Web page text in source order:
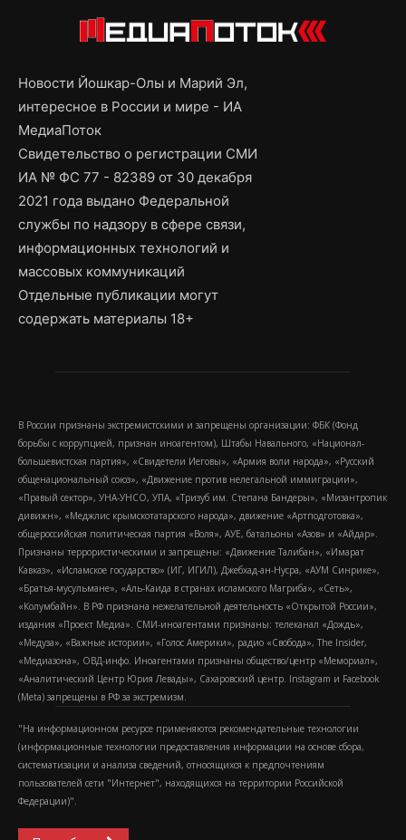
Новости Йошкар-Олы и Марий Эл,
интересное в России и мире - ИА
МедиаПоток
Свидетельство о регистрации СМИ
ИА № ФС 77 - 82389 от 30 декабря
2021 года выдано Федеральной
службы по надзору в сфере связи,
информационных технологий и
массовых коммуникаций
Отдельные публикации могут
содержать материалы 18+
В России признаны экстремистскими и запрещены организации: ФБК (Фонд
борьбы с коррупцией, признан иноагентом), Штабы Навального, «Национал-
большевистская партия», «Свидетели Иеговы», «Армия воли народа», «Русский
общенациональный союз», «Движение против нелегальной иммиграции»,
«Правый сектор», УНА-УНСО, УПА, «Тризуб им. Степана Бандеры», «Мизантропик
дивижн», «Меджлис крымскотатарского народа», движение «Артподготовка»,
общероссийская политическая партия «Воля», АУЕ, батальоны «Азов» и «Айдар».
Признаны террористическими и запрещены: «Движение Талибан», «Имарат
Кавказ», «Исламское государство» (ИГ, ИГИЛ), Джебхад-ан-Нусра, «АУМ Синрике»,
«Братья-мусульмане», «Аль-Каида в странах исламского Магриба», «Сеть»,
«Колумбайн». В РФ признана нежелательной деятельность «Открытой России»,
издания «Проект Медиа». СМИ-иноагентами признаны: телеканал «Дождь»,
«Медуза», «Важные истории», «Голос Америки», радио «Свобода», The Insider,
«Медиазона», ОВД-инфо. Иноагентами признаны общество/центр «Мемориал»,
«Аналитический Центр Юрия Левады», Сахаровский центр. Instagram и Facebook
(Metа) запрещены в РФ за экстремизм.
"На информационном ресурсе применяются рекомендательные технологии
(информационные технологии предоставления информации на основе сбора,
систематизации и анализа сведений, относящихся к предпочтениям
пользователей сети "Интернет", находящихся на территории Российской
Федерации)".